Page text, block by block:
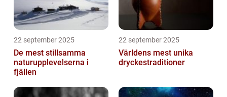
22 september 2025
De mest stillsamma
naturupplevelserna i
fjällen
22 september 2025
Världens mest unika
dryckestraditioner